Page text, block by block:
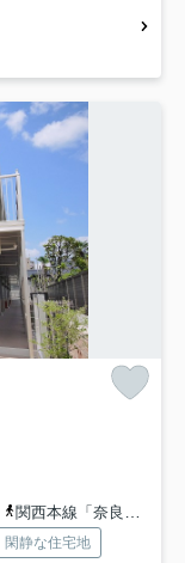
関西本線「奈良」駅 徒歩15分
閑静な住宅地